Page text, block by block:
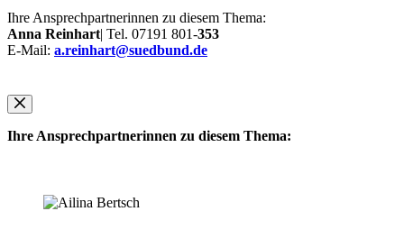
Ihre Ansprechpartnerinnen zu diesem Thema:
Anna Reinhart| Tel. 07191 801-353
E-Mail: a.reinhart@suedbund.de
Ihre Ansprechpartnerinnen zu diesem Thema: